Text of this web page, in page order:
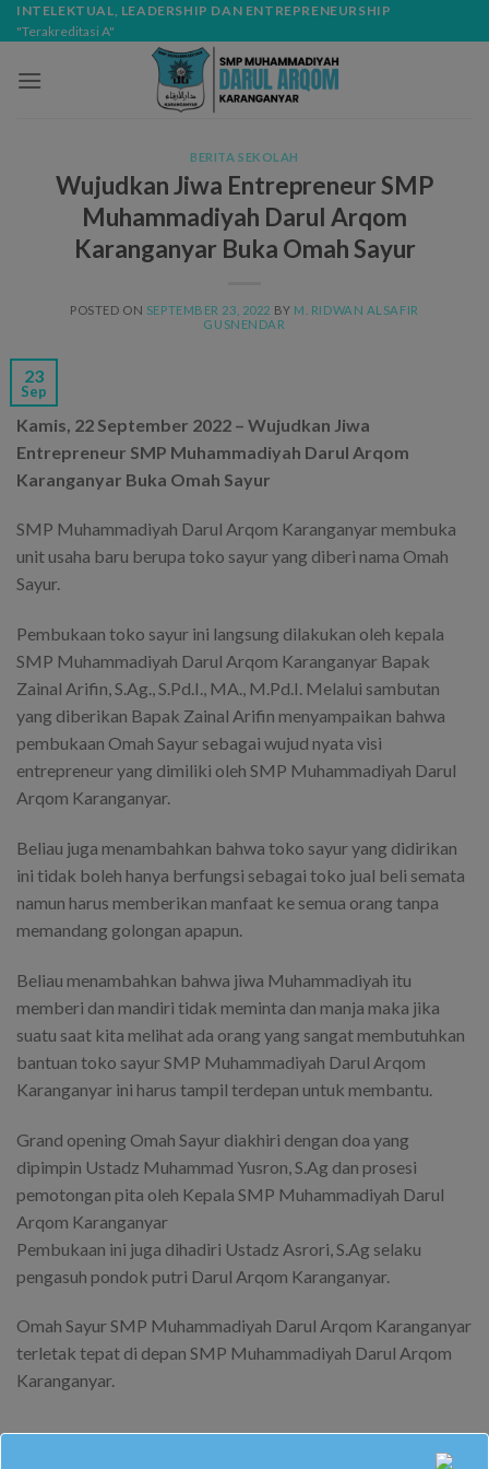
Skip
to
INTELEKTUAL, LEADERSHIP DAN ENTREPRENEURSHIP
"Terakreditasi A"
BERITA SEKOLAH
Wujudkan Jiwa Entrepreneur SMP
Muhammadiyah Darul Arqom
Karanganyar Buka Omah Sayur
POSTED ON SEPTEMBER 23, 2022 BY M. RIDWAN ALSAFIR
GUSNENDAR
23
Sep
Kamis, 22 September 2022 – Wujudkan Jiwa
Entrepreneur SMP Muhammadiyah Darul Arqom
Karanganyar Buka Omah Sayur
SMP Muhammadiyah Darul Arqom Karanganyar membuka
unit usaha baru berupa toko sayur yang diberi nama Omah
Sayur.
Pembukaan toko sayur ini langsung dilakukan oleh kepala
SMP Muhammadiyah Darul Arqom Karanganyar Bapak
Zainal Arifin, S.Ag., S.Pd.I., MA., M.Pd.I. Melalui sambutan
yang diberikan Bapak Zainal Arifin menyampaikan bahwa
pembukaan Omah Sayur sebagai wujud nyata visi
entrepreneur yang dimiliki oleh SMP Muhammadiyah Darul
Arqom Karanganyar.
Beliau juga menambahkan bahwa toko sayur yang didirikan
ini tidak boleh hanya berfungsi sebagai toko jual beli semata
namun harus memberikan manfaat ke semua orang tanpa
memandang golongan apapun.
Beliau menambahkan bahwa jiwa Muhammadiyah itu
memberi dan mandiri tidak meminta dan manja maka jika
suatu saat kita melihat ada orang yang sangat membutuhkan
bantuan toko sayur SMP Muhammadiyah Darul Arqom
Karanganyar ini harus tampil terdepan untuk membantu.
Grand opening Omah Sayur diakhiri dengan doa yang
dipimpin Ustadz Muhammad Yusron, S.Ag dan prosesi
pemotongan pita oleh Kepala SMP Muhammadiyah Darul
Arqom Karanganyar
Pembukaan ini juga dihadiri Ustadz Asrori, S.Ag selaku
pengasuh pondok putri Darul Arqom Karanganyar.
Omah Sayur SMP Muhammadiyah Darul Arqom Karanganyar
terletak tepat di depan SMP Muhammadiyah Darul Arqom
Karanganyar.
modal-check